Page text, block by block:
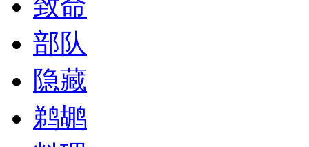
部队
隐藏
鹈鹕